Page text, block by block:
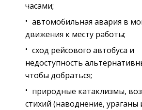
часами;
автомобильная авария в
движения к месту работы;
сход рейсового автобуса и
недоступность
чтобы добраться;
природные катаклизмы,
стихий (наводнение, ураганы